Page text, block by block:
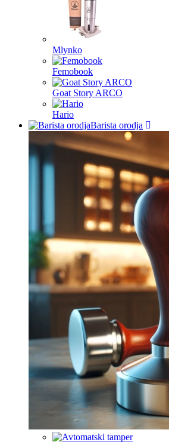
Mlynko
Femobook
Goat Story ARCO
Hario
Barista orodja